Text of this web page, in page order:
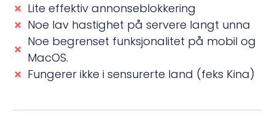
Lite effektiv annonseblokkering
Noe lav hastighet på servere langt unna
Noe begrenset funksjonalitet på mobil og
MacOS.
Fungerer ikke i sensurerte land (feks Kina)